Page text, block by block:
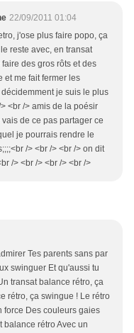
22/09/2011 01:04
j'ose plus faire popo, ça
reste avec, en transat
des gros rôts et des
et me fait fermer les
je suis le plus
<br /> amis de la poésir
de ce pas partager ce
je pourrais rendre le
/> <br /> <br /> on dit
/> <br /> <br /> <br />
Tes parents sans par
swinguer Et qu'aussi tu
transat balance rétro, ça
rétro, ça swingue ! Le rétro
force Des couleurs gaies
balance rétro Avec un